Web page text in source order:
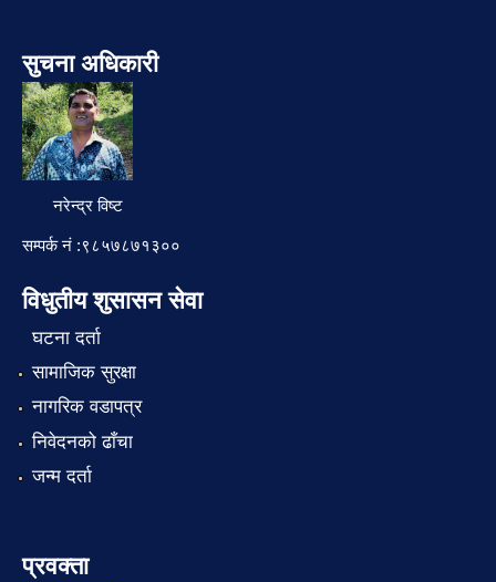
सुचना अधिकारी
नरेन्द्र विष्ट
सम्पर्क नं :९८५७८७१३००
विधुतीय शुसासन सेवा
घटना दर्ता
सामाजिक सुरक्षा
नागरिक वडापत्र
निवेदनको ढाँचा
जन्म दर्ता
प्रवक्ता